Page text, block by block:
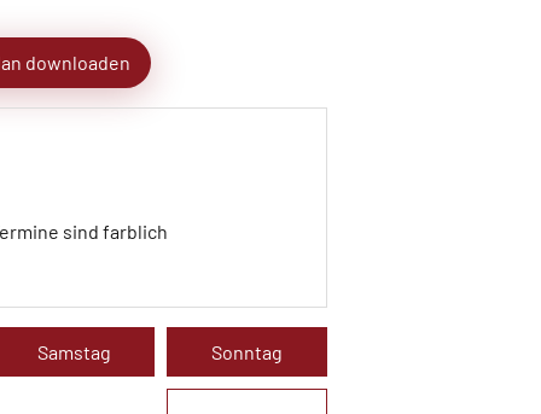
downloaden
sind farblich
Samstag Sonntag